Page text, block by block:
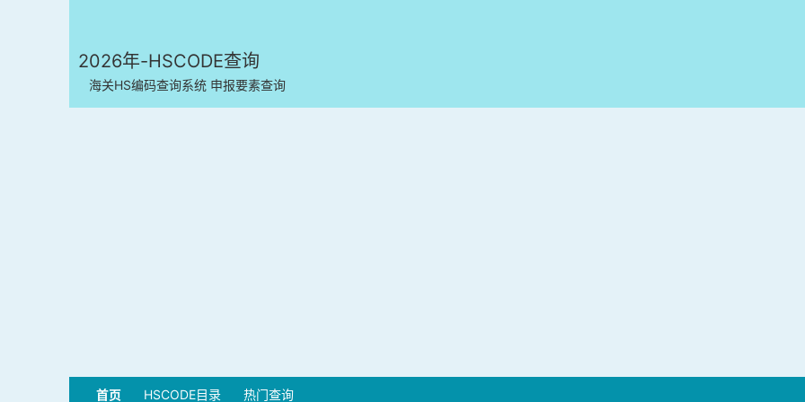
2026年-HSCODE查询
海关HS编码查询系统 申报要素查询
首页 HSCODE目录 热门查询